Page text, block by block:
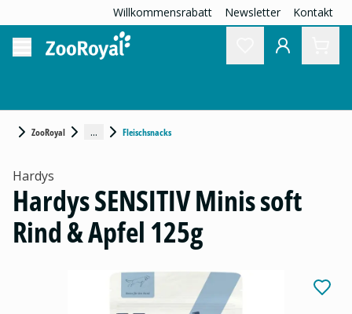
Willkommensrabatt Newsletter Kontakt
ZooRoyal ... Fleischsnacks
Hardys
Hardys SENSITIV Minis soft
Rind & Apfel 125g